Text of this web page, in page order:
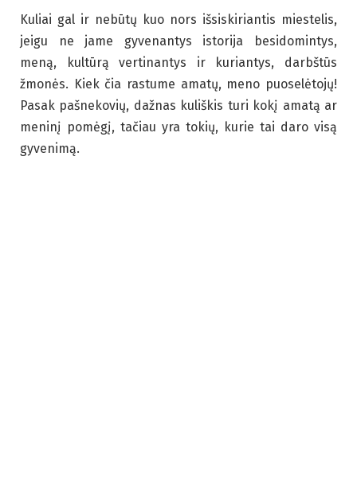
Kuliai gal ir nebūtų kuo nors išsiskiriantis miestelis,
jeigu ne jame gyvenantys istorija besidomintys,
meną, kultūrą vertinantys ir kuriantys, darbštūs
žmonės. Kiek čia rastume amatų, meno puoselėtojų!
Pasak pašnekovių, dažnas kuliškis turi kokį amatą ar
meninį pomėgį, tačiau yra tokių, kurie tai daro visą
gyvenimą.